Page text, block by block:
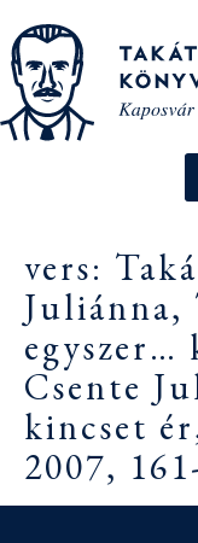
vers:
Juliánna,
egyszer…
Csente
kincset
2007,